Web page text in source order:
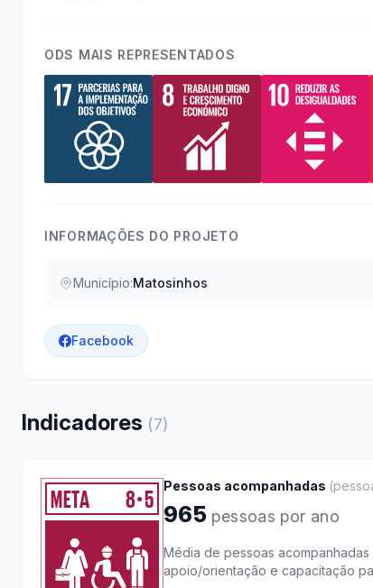
ODS MAIS REPRESENTADOS
INFORMAÇÕES DO PROJETO
Município:Matosinhos
Facebook
Indicadores (7)
META 8●5
Pessoas acompanhadas (
965 pessoas por ano
Média de pessoas
apoio/orientação e capacitação